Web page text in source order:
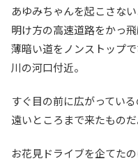
あゆみちゃんを起こさな
明け方の高速道路をかっ飛
薄暗い道をノンストップ
川の河口付近。
すぐ目の前に広がっている
遠いところまで来たものだ
お花見ドライブを企てた